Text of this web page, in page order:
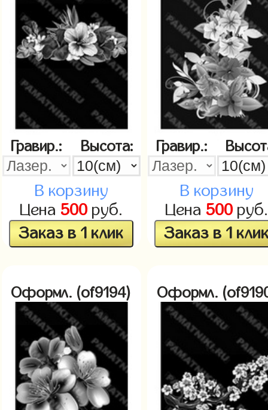
Гравир.: Высота:
В корзину
Цена 500руб.
Заказ в 1 клик
Гравир.:
В корзину
Цена 500руб.
Заказ в 1
Оформл. (of9194) Оформл.